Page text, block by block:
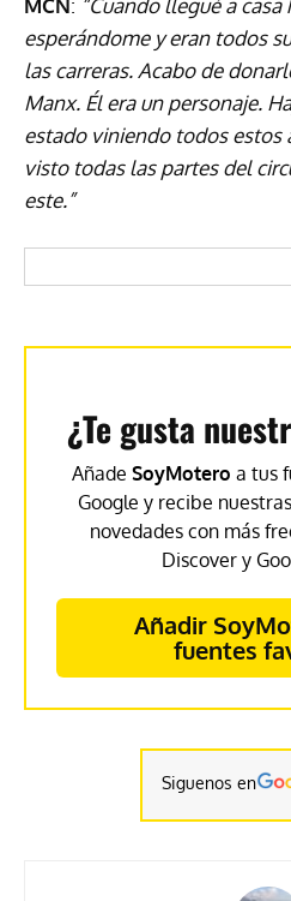
MCN: “Cuando llegué a
esperándome y eran todos
las carreras. Acabo de
Manx. Él era un personaje.
estado viniendo todos estos
visto todas las partes del
este.”
¿Te gusta
Añade SoyMotero a tus
Google y recibe
novedades con más
Discover y
Añadir
fuentes
Siguenos en